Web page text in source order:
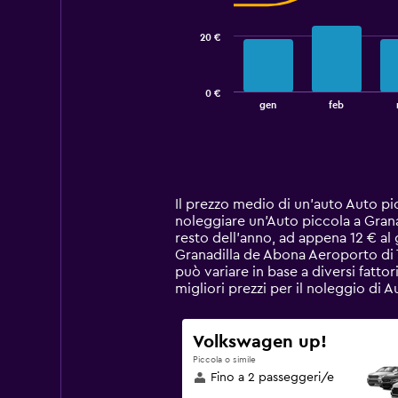
14
categories.
The
chart
has
1
axis
displaying
values.
Range:
0
gen feb
0 €
20 €
End
Il prezzo medio di un'auto Auto
noleggiare un'Auto piccola a
resto dell'anno, ad appena 12 €
Granadilla de Abona Aeroporto
può variare in base a diversi
migliori prezzi per il noleggio di
Volkswagen up!
Piccola o simile
Fino a 2 passeggeri/e